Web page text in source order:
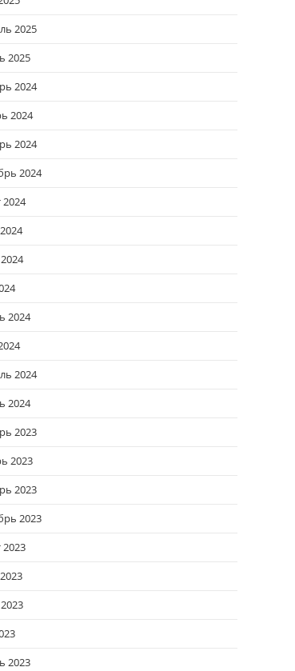
2025
2025
2024
2024
2024
2024
2024
2024
2024
2024
2023
2023
2023
2023
2023
2023